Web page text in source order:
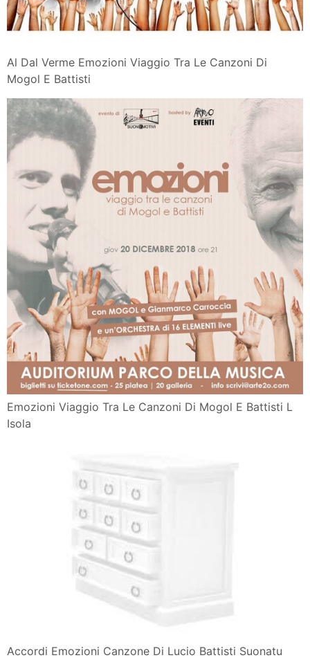
Al Dal Verme Emozioni Viaggio Tra Le Canzoni Di
Mogol E Battisti
Emozioni Viaggio Tra Le Canzoni Di Mogol E Battisti L
Isola
Accordi Emozioni Canzone Di Lucio Battisti Suonatu